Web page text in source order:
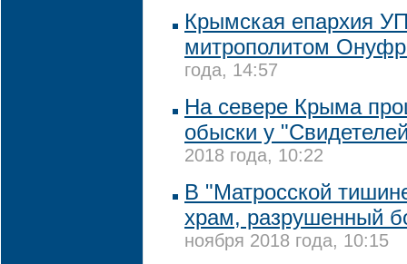
Крымская епархия
митрополитом
года, 14:57
На севере Крыма
обыски у
2018 года, 10:22
В "Матросской
храм, разрушенный
ноября 2018 года, 10:15